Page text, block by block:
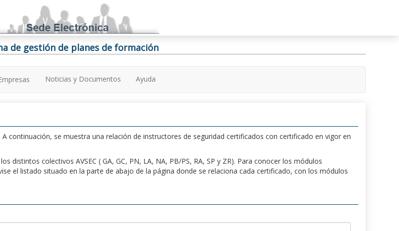
de gestión de planes de formación
Noticias y Documentos Ayuda
continuación, se muestra una relación de instructores de seguridad certificados con certificado en vigor en
distintos colectivos AVSEC ( GA, GC, PN, LA, NA, PB/PS, RA, SP y ZR). Para conocer los módulos
el listado situado en la parte de abajo de la página donde se relaciona cada certificado, con los módulos